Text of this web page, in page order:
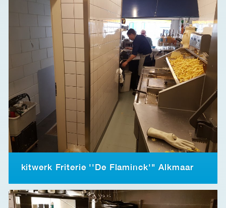
kitwerk Friterie ''De Flaminck'" Alkmaar